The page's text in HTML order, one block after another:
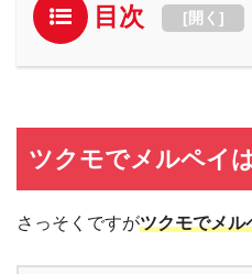
目次 [開く ]
ツクモでメルペイ
さっそくですがツクモでメル